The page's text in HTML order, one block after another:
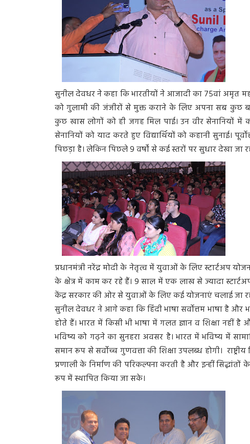
सुनील देवधर ने कहा कि भारतीयों ने आजादी का 75वां अमृत
को गुलामी की जंजीरों से मुक्त कराने के लिए अपना सब कुछ
कुछ खास लोगों को ही जगह मिल पाई। उन वीर सेनानियों में कई
सेनानियों को याद करते हुए विद्यार्थियों को कहानी सुनाई।
पिछड़ा है। लेकिन पिछले 9 वर्षों से कई स्तरों पर सुधार देखा जा
प्रधानमंत्री नरेंद्र मोदी के नेतृत्व में युवाओं के लिए स्टार्टअप
के क्षेत्र में काम कर रहे हैं। 9 साल में एक लाख से ज्यादा
केंद्र सरकार की ओर से युवाओं के लिए कई योजनाएं चलाई जा
सुनील देवधर ने आगे कहा कि हिंदी भाषा सर्वोत्तम भाषा है और
होते हैं। भारत में किसी भी भाषा में गलत ज्ञान व शिक्षा नहीं
भविष्य को गढ़ने का सुनहरा अवसर है। भारत में भविष्य में
समान रूप से सर्वोच्च गुणवत्ता की शिक्षा उपलब्ध होगी। राष्ट्रीय
प्रणाली के निर्माण की परिकल्पना करती है और इन्हीं
रूप में स्थापित किया जा सके।